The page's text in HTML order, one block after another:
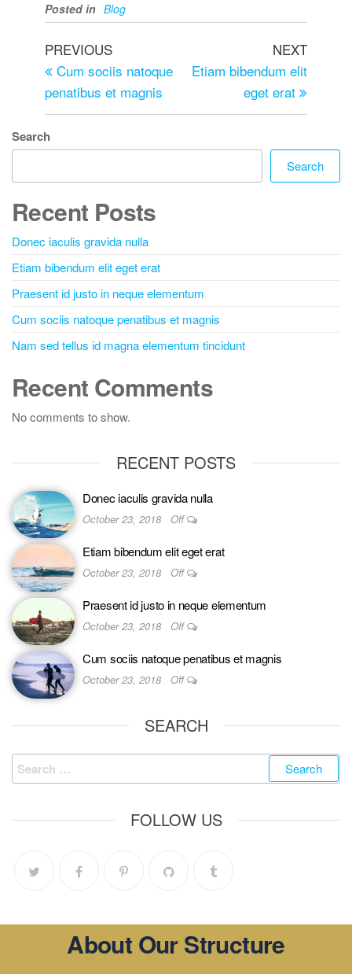
Posted in Blog
PREVIOUS
Cum sociis natoque
penatibus et magnis
NEXT
Etiam bibendum elit
eget erat
Search
Search
Recent Posts
Donec iaculis gravida nulla
Etiam bibendum elit eget erat
Praesent id justo in neque elementum
Cum sociis natoque penatibus et magnis
Nam sed tellus id magna elementum tincidunt
Recent Comments
No comments to show.
RECENT POSTS
Donec iaculis gravida nulla
October 23, 2018 Off
Etiam bibendum elit eget erat
October 23, 2018 Off
Praesent id justo in neque elementum
October 23, 2018 Off
Cum sociis natoque penatibus et magnis
October 23, 2018 Off
SEARCH
FOLLOW US
About Our Structure